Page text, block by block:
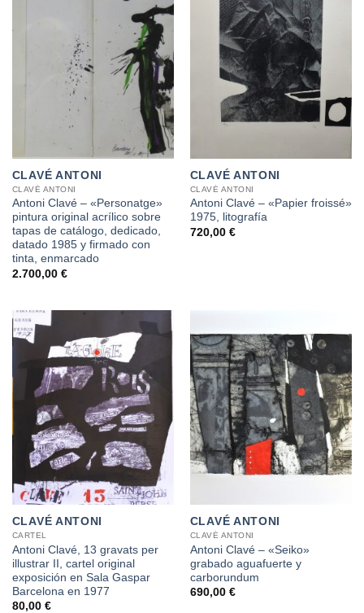
CLAVÉ ANTONI
CLAVÉ ANTONI
Antoni Clavé – «Personatge»
pintura original acrílico sobre
tapas de catálogo, dedicado,
datado 1985 y firmado con
tinta, enmarcado
2.700,00 €
CLAVÉ ANTONI
CLAVÉ ANTONI
Antoni Clavé – «Papier froissé»
1975, litografía
720,00 €
CLAVÉ ANTONI
CARTEL
Antoni Clavé, 13 gravats per
illustrar II, cartel original
exposición en Sala Gaspar
Barcelona en 1977
80,00 €
CLAVÉ ANTONI
CLAVÉ ANTONI
Antoni Clavé – «Seiko»
grabado aguafuerte y
carborundum
690,00 €